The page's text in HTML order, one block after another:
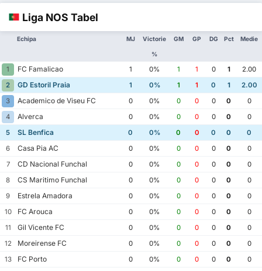
Liga NOS Tabel
Echipa MJ Victorie
%
GM GP DG Pct Medie
1 FC Famalicao 1 0% 1 1 0 1
2.00
2
GD Estoril Praia 1 0% 1 1 0 1
2.00
3
Academico de Viseu FC 0 0% 0 0 0 0
0
4
Alverca 0 0% 0 0 0 0
0
5
SL Benfica 0 0% 0 0 0 0
0
6
Casa Pia AC 0 0% 0 0 0 0
0
7
CD Nacional Funchal 0 0% 0 0 0 0
0
8
CS Maritimo Funchal 0 0% 0 0 0 0
0
9
Estrela Amadora 0 0% 0 0 0 0
0
10
FC Arouca 0 0% 0 0 0 0
0
11
Gil Vicente FC 0 0% 0 0 0 0
0
12
Moreirense FC 0 0% 0 0 0 0
0
13
FC Porto 0 0% 0 0 0 0
0